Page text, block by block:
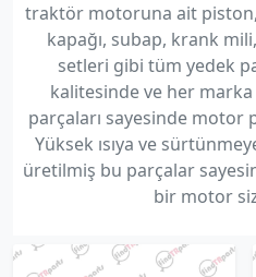
traktör motoruna ait
kapağı, subap, krank
setleri gibi tüm yedek
kalitesinde ve her
parçaları sayesinde motor
Yüksek ısıya ve
üretilmiş bu parçalar
bir motor